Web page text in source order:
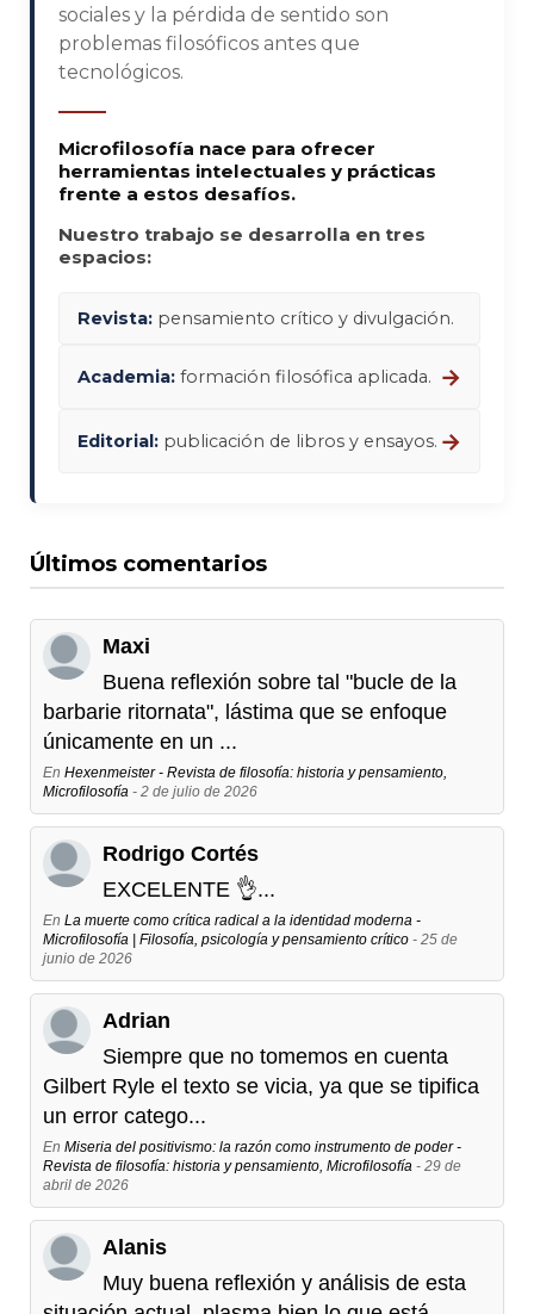
sociales y la pérdida de sentido son
problemas filosóficos antes que
tecnológicos.
Microfilosofía nace para ofrecer
herramientas intelectuales y prácticas
frente a estos desafíos.
Nuestro trabajo se desarrolla en tres
espacios:
Revista: pensamiento crítico y divulgación.
Academia: formación filosófica aplicada. →
Editorial: publicación de libros y ensayos. →
Últimos comentarios
Maxi
Buena reflexión sobre tal "bucle de la
barbarie ritornata", lástima que se enfoque
únicamente en un ...
En Hexenmeister - Revista de filosofía: historia y pensamiento,
Microfilosofía - 2 de julio de 2026
Rodrigo Cortés
EXCELENTE 👌...
En La muerte como crítica radical a la identidad moderna -
Microfilosofía | Filosofía, psicología y pensamiento crítico - 25 de
junio de 2026
Adrian
Siempre que no tomemos en cuenta
Gilbert Ryle el texto se vicia, ya que se tipifica
un error catego...
En Miseria del positivismo: la razón como instrumento de poder -
Revista de filosofía: historia y pensamiento, Microfilosofía - 29 de
abril de 2026
Alanis
Muy buena reflexión y análisis de esta